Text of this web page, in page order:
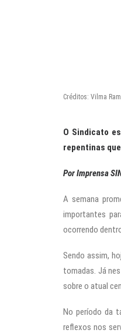
Créditos: Vilma
O Sindicato
repentinas
Por Imprensa
A semana
importantes
ocorrendo
Sendo assim,
tomadas. Já
sobre o atual
No período da
reflexos nos